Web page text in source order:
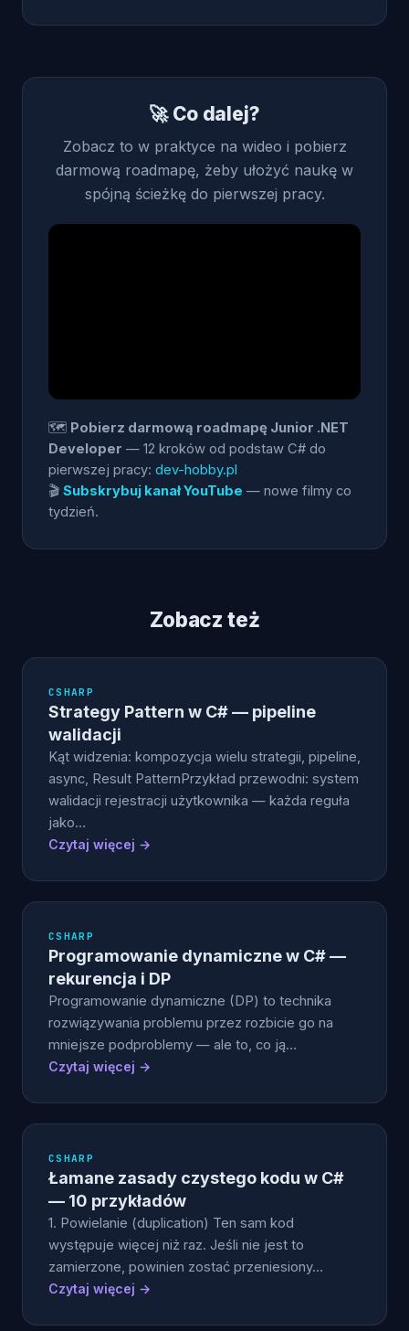
🚀 Co dalej?
Zobacz to w praktyce na wideo i pobierz
darmową roadmapę, żeby ułożyć naukę w
spójną ścieżkę do pierwszej pracy.
🗺️ Pobierz darmową roadmapę Junior .NET
Developer — 12 kroków od podstaw C# do
pierwszej pracy: dev-hobby.pl
🎬 Subskrybuj kanał YouTube — nowe filmy co
tydzień.
Zobacz też
CSHARP
Strategy Pattern w C# — pipeline
walidacji
Kąt widzenia: kompozycja wielu strategii, pipeline,
async, Result PatternPrzykład przewodni: system
walidacji rejestracji użytkownika — każda reguła
jako…
Czytaj więcej →
CSHARP
Programowanie dynamiczne w C# —
rekurencja i DP
Programowanie dynamiczne (DP) to technika
rozwiązywania problemu przez rozbicie go na
mniejsze podproblemy — ale to, co ją…
Czytaj więcej →
CSHARP
Łamane zasady czystego kodu w C#
— 10 przykładów
1. Powielanie (duplication) Ten sam kod
występuje więcej niż raz. Jeśli nie jest to
zamierzone, powinien zostać przeniesiony…
Czytaj więcej →